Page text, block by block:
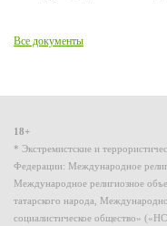
Все документы
18+
* Экстремистские и
Федерации: Международное
Международное религиозное
татарского народа,
социалистическое общество»